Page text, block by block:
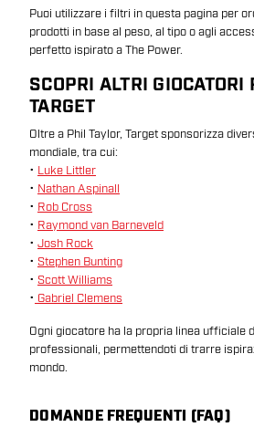
Puoi utilizzare i filtri in questa pagina per
prodotti in base al peso, al tipo o agli
perfetto ispirato a The Power.
SCOPRI ALTRI GIOCATORI
TARGET
Oltre a Phil Taylor, Target sponsorizza
mondiale, tra cui:
• Luke Littler
• Nathan Aspinall
• Rob Cross
• Raymond van Barneveld
• Josh Rock
• Stephen Bunting
• Scott Williams
• Gabriel Clemens
Ogni giocatore ha la propria linea ufficiale
professionali, permettendoti di trarre
mondo.
DOMANDE FREQUENTI (FAQ)